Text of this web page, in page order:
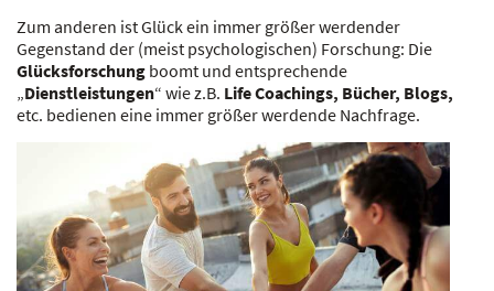
Zum anderen ist Glück ein immer größer werdender
Gegenstand der (meist psychologischen) Forschung: Die
Glücksforschung boomt und entsprechende
„Dienstleistungen“ wie z.B. Life Coachings, Bücher, Blogs,
etc. bedienen eine immer größer werdende Nachfrage.